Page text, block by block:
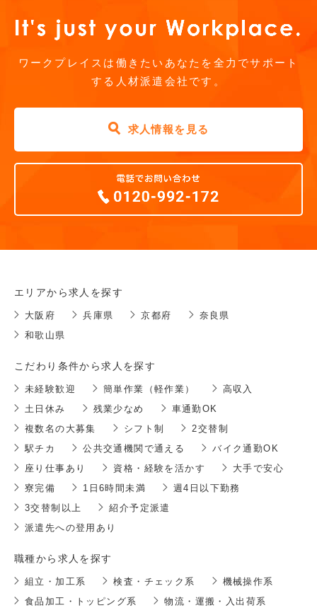
ワークプレイスは働きたいあなたを全力でサポート
する人材派遣会社です。
求人情報を見る
エリアから求人を探す
大阪府 兵庫県 京都府
奈良県
和歌山県
こだわり条件から求人を探す
未経験歓迎 簡単作業（軽作業）
高収入
土日休み
残業少なめ
車通勤OK
複数名の大募集
シフト制
2交替制
駅チカ
公共交通機関で通える
バイク通勤OK
座り仕事あり
資格・経験を活かす
大手で安心
寮完備
1日6時間未満
週4日以下勤務
3交替制以上
紹介予定派遣
派遣先への登用あり
職種から求人を探す
組立・加工系 検査・チェック系
機械操作系
食品加工・トッピング系
物流・運搬・入出荷系